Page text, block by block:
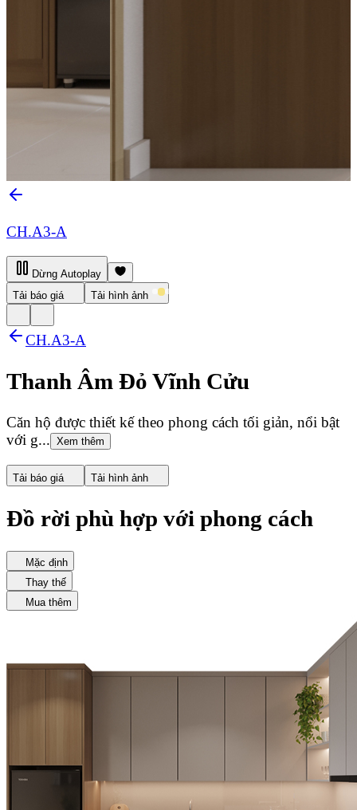
CH.A3-A
Dừng Autoplay
Tải báo giá
Tải hình ảnh
CH.A3-A
Thanh Âm Đỏ Vĩnh Cửu
Căn hộ được thiết kế theo phong cách tối giản, nổi bật
với g... Xem thêm
Tải báo giá Tải hình ảnh
Đồ rời phù hợp với phong cách
Mặc định
Thay thế
Mua thêm